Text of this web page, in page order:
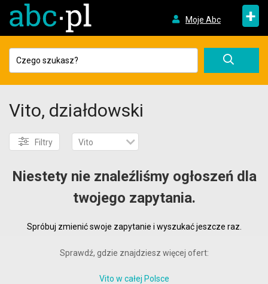
Moje Abc +
Vito, działdowski
Filtry Vito
Niestety nie znaleźliśmy ogłoszeń dla
twojego zapytania.
Spróbuj zmienić swoje zapytanie i wyszukać jeszcze raz.
Sprawdź, gdzie znajdziesz więcej ofert:
Vito w całej Polsce